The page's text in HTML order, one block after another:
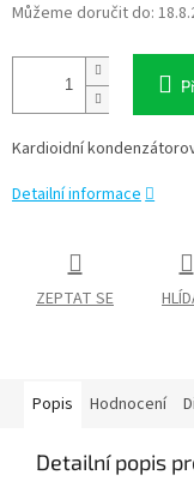
Můžeme doručit do:
Kardioidní
Detailní informace
ZEPTAT SE
Popis Hodnocení
Detailní popis